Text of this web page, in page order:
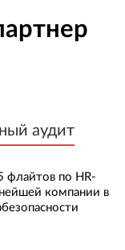
аудит
бесплатный
флайтов по HR-
компании в